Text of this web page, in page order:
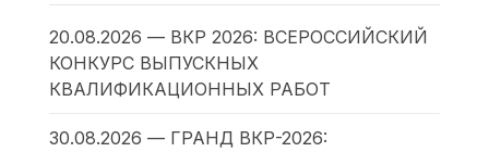
20.08.2026 — ВКР 2026: ВСЕРОССИЙСКИЙ
КОНКУРС ВЫПУСКНЫХ
КВАЛИФИКАЦИОННЫХ РАБОТ
30.08.2026 — ГРАНД ВКР-2026: